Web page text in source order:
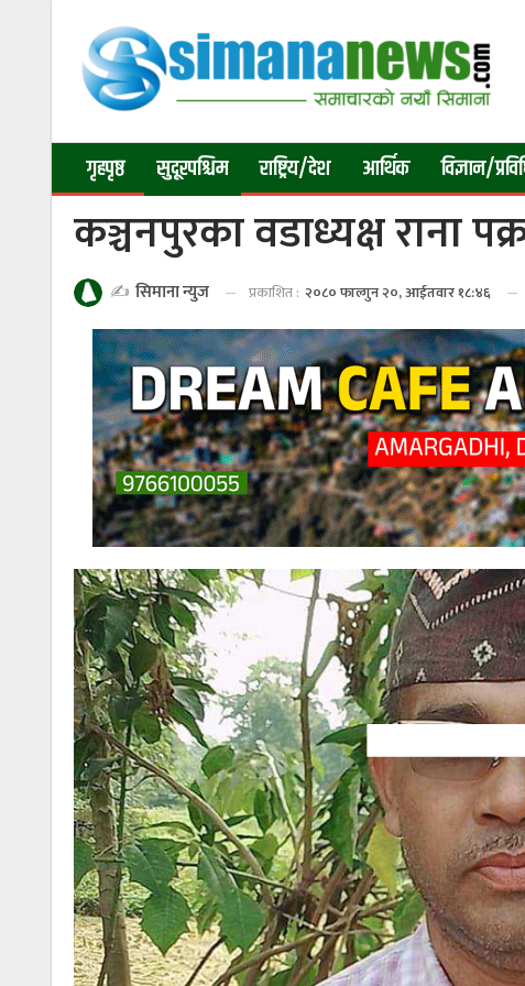
गृहपृष्ठ सुदूरपश्चिम राष्ट्रिय/देश आर्थिक विज्ञान/
कञ्चनपुरका वडाध्यक्ष राना
✍️ सिमाना न्युज प्रकाशित : २०८० फाल्गुन २०, आईतवार १८:४६